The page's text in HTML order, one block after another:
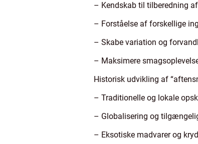
– Kendskab til tilberedning
– Forståelse af forskellige
– Skabe variation og
– Maksimere
Historisk udvikling af
– Traditionelle og lokale
– Globalisering og
– Eksotiske madvarer og